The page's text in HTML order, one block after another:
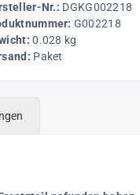
Nr.: DGKG002218
G002218
0.028 kg
Paket